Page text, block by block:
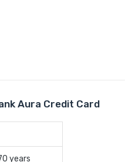
Aura Credit Card
years